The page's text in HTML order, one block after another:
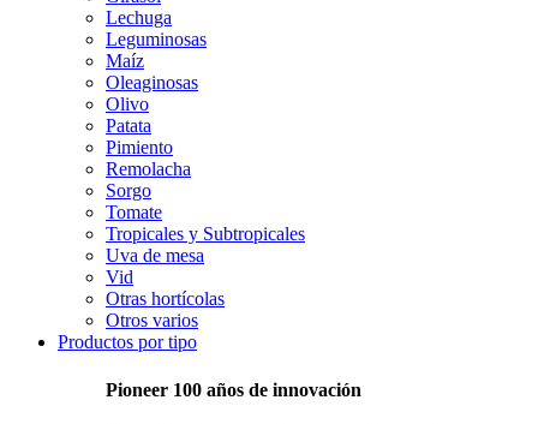
Lechuga
Leguminosas
Maíz
Oleaginosas
Olivo
Patata
Pimiento
Remolacha
Sorgo
Tomate
Tropicales y Subtropicales
Uva de mesa
Vid
Otras hortícolas
Otros varios
Productos por tipo
Pioneer 100 años de innovación